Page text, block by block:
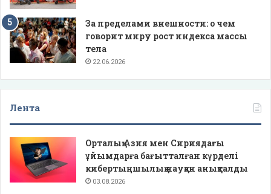
За пределами внешности: о чем
говорит миру рост индекса массы
тела
22.06.2026
Лента
Орталық Азия мен Сириядағы
ұйымдарға бағытталған күрделі
кибертыңшылық науқан анықталды
03.08.2026